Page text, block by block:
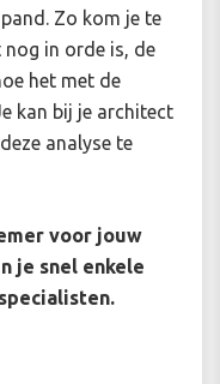
Zo kom je te
in orde is, de
het met de
kan bij je architect
analyse te
voor jouw
je snel enkele